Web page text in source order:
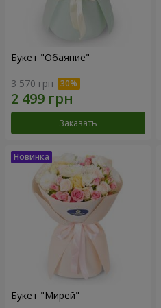
Букет "Обаяние"
3 570 грн
Заказать
Букет "Мирей"